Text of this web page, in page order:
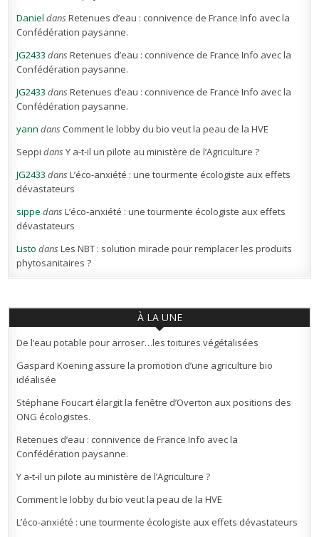
Daniel dansRetenues d’eau : connivence de France Info avec la
Confédération paysanne.
JG2433 dansRetenues d’eau : connivence de France Info avec la
Confédération paysanne.
JG2433 dansRetenues d’eau : connivence de France Info avec la
Confédération paysanne.
yann dans Comment le lobby du bio veut la peau de la HVE
Seppi dansY a-t-il un pilote au ministère de l’Agriculture ?
JG2433 dansL’éco-anxiété : une tourmente écologiste aux effets
dévastateurs
sippe dansL’éco-anxiété : une tourmente écologiste aux effets
dévastateurs
Listo dansLes NBT : solution miracle pour remplacer les produits
phytosanitaires ?
À LA UNE
De l’eau potable pour arroser…les toitures végétalisées
Gaspard Koening assure la promotion d’une agriculture bio
idéalisée
Stéphane Foucart élargit la fenêtre d’Overton aux positions des
ONG écologistes.
Retenues d’eau : connivence de France Info avec la
Confédération paysanne.
Y a-t-il un pilote au ministère de l’Agriculture ?
Comment le lobby du bio veut la peau de la HVE
L’éco-anxiété : une tourmente écologiste aux effets dévastateurs